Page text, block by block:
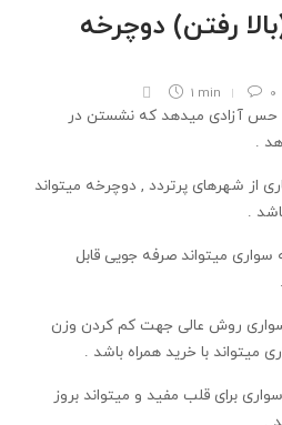
رفتن) دوچرخه
0
1 min
حس آزادی میدهد که نشستن در
.
از شهرهای پرتردد , دوچرخه میتواند
.
میتواند صرفه جویی قابل
روش عالی جهت کم کردن وزن
با خرید همراه باشد .
برای قلب مفید و میتواند بروز